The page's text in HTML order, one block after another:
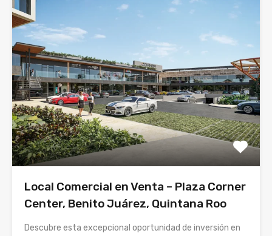
Local Comercial en Venta – Plaza Corner
Center, Benito Juárez, Quintana Roo
Descubre esta excepcional oportunidad de inversión en